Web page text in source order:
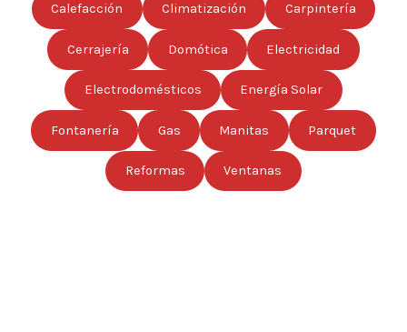
Calefacción Climatización Carpintería
Cerrajería Domótica Electricidad
Electrodomésticos Energía Solar
Fontanería Gas Manitas Parquet
Reformas Ventanas